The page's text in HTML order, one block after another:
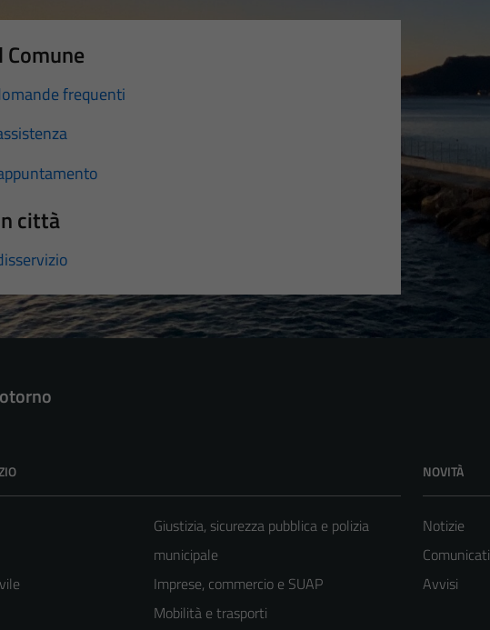
frequenti
città
Giustizia, sicurezza pubblica e polizia
municipale
Imprese, commercio e SUAP
Mobilità e trasporti
NOVITÀ
Notizie
Comunicati
Avvisi